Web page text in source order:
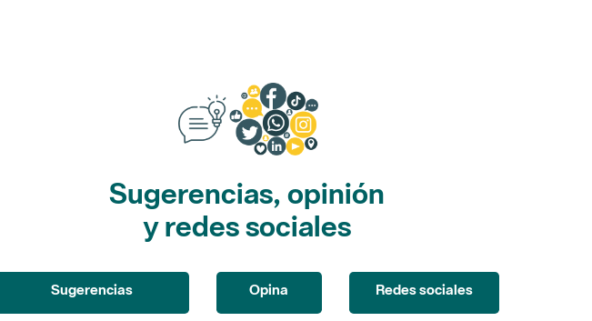
Sugerencias, opinión
y redes sociales
Sugerencias Opina Redes sociales